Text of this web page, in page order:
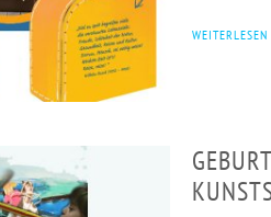
WEITERLESEN